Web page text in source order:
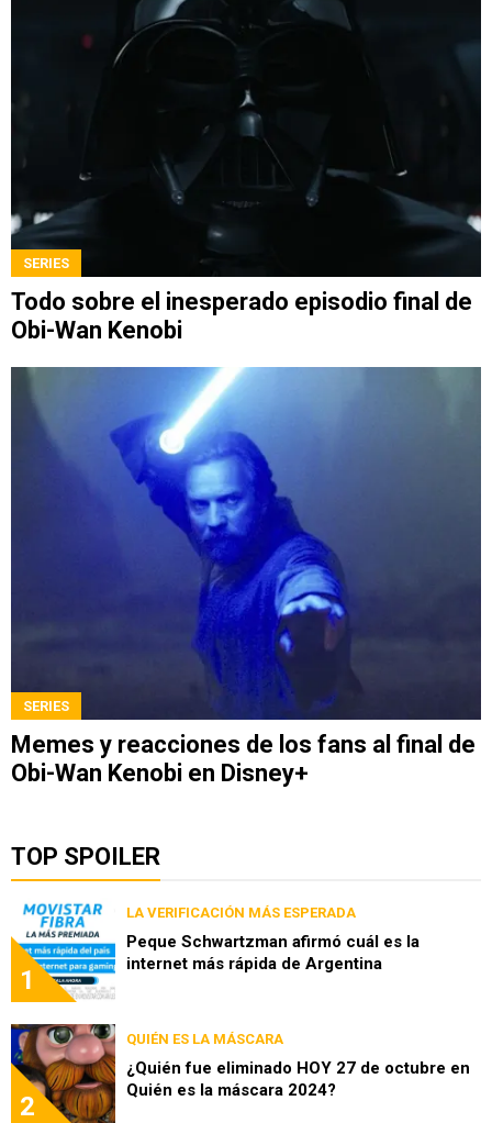
SERIES
Todo sobre el inesperado episodio final de
Obi-Wan Kenobi
SERIES
Memes y reacciones de los fans al final de
Obi-Wan Kenobi en Disney+
TOP SPOILER
1
LA VERIFICACIÓN MÁS ESPERADA
Peque Schwartzman afirmó cuál es la
internet más rápida de Argentina
2
QUIÉN ES LA MÁSCARA
¿Quién fue eliminado HOY 27 de octubre en
Quién es la máscara 2024?